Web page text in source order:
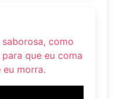
como
que eu coma
morra.